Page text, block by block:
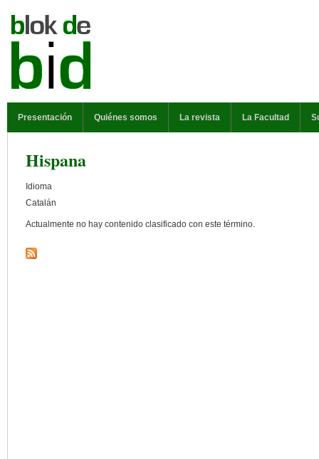
Presentación Quiénes somos La revista La Facultad
Hispana
Idioma
Catalán
Actualmente no hay contenido clasificado con este término.